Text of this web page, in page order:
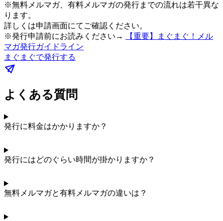
※無料メルマガ、有料メルマガの発行までの流れは若干異な
ります。
詳しくは申請画面にてご確認ください。
※発行申請前にお読みください→
【重要】まぐまぐ！メル
マガ発行ガイドライン
まぐまぐで発行する
よくある質問
発行に料金はかかりますか？
発行にはどのぐらい時間が掛かりますか？
無料メルマガと有料メルマガの違いは？